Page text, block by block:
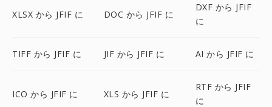
XLSX から JFIF に DOC から JFIF に
DXF から JFIF
に
TIFF から JFIF に JIF から JFIF に AI から JFIF に
ICO から JFIF に XLS から JFIF に
RTF から JFIF
に